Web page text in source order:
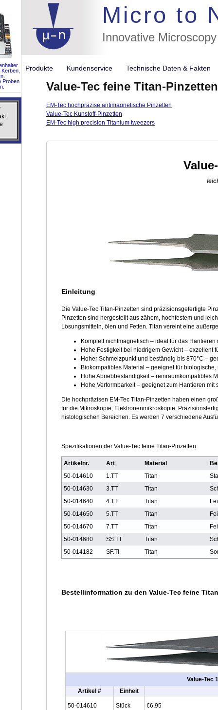
Proben
Micro to
Innovative
//flags
Produkte Kundenservice Technische Daten & Fakten
Value-Tec feine Titan-Pinzetten
EM-Tec hochpräzise antimagnetische Pinzetten
Value-Tec Kunstoff-Pinzetten
EM-Tec high precision Titanium tweezers
Einleitung
Die Value-Tec Titan-Pinzetten sind präzisionsgefertigte
Pinzetten sind hergestellt aus zähem, hochfestem und
Lösungsmitteln, ölen und Fetten. Titan vereint eine
Komplett nichtmagnetisch – ideal für das
Hohe Festigkeit bei niedrigem Gewicht – exzellent
Hoher Schmelzpunkt und beständig bis 870°C –
Biokompatibles Material – geeignet für
Hohe Abriebbeständigkeit – reinraumkompatibles
Hohe Verformbarkeit – geeignet zum Hantieren
Die hochpräzisen EM-Tec Titan-Pinzetten haben einen
für die Mikroskopie, Elektronenmikroskopie,
histologischen Bereichen. Es werden 7 verschiedene
Spezifikationen der Value-Tec feine Titan-Pinzetten
Artikelnr. Art Material
50-014610
1.TT Titan
50-014630
3.TT Titan
50-014640
4.TT Titan
50-014650
5.TT Titan
50-014670
7.TT Titan
50-014680
SS.TT Titan
50-014182
SF.TI Titan
Bestellinformation zu den Value-Tec feine
Value-Tec
Artikel #
Einheit
50-014610 Stück €6,95